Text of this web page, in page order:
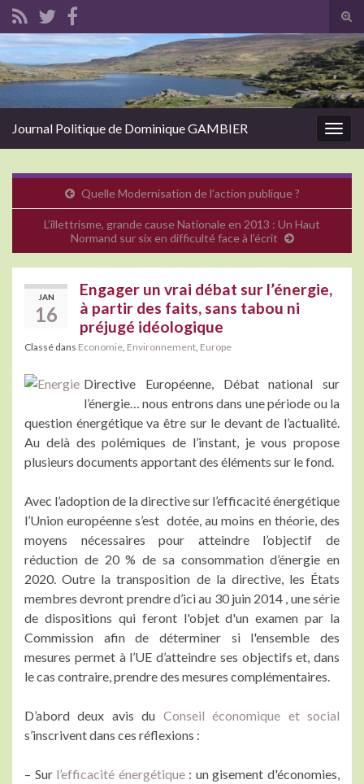
Search for:
Journal Politique de Dominique GAMBIER
Quelle Modernisation de l’action publique ?
L’illettrisme, grande cause Nationale en 2013 : Un Haut
Normand sur six en difficulté face à l’écrit
JAN
16
Engager un vrai débat sur l’énergie,
à partir des faits, sans tabou ni
préjugé idéologique
Classé dans Economie Environnement Europe
Directive Européenne, Débat national sur
l’énergie… nous entrons dans une période ou la
question énergétique va être sur le devant de l’actualité.
Au delà des polémiques de l’instant, je vous propose
plusieurs documents apportant des éléments sur le fond.
Avec l’adoption de la directive sur l’efficacité énergétique
l’Union européenne s’est dotée, au moins en théorie, des
moyens nécessaires pour atteindre l’objectif de
réduction de 20 % de sa consommation d’énergie en
2020. Outre la transposition de la directive, les États
membres devront prendre d’ici au 30 juin 2014 , une série
de dispositions qui feront l'objet d'un examen par la
Commission afin de déterminer si l'ensemble des
mesures permet à l’UE d’atteindre ses objectifs et, dans
le cas contraire, prendre des mesures complémentaires.
D’abord deux avis du Conseil économique et social
s’inscrivent dans ces réflexions :
– Sur l’efficacité énergétique : un gisement d'économies,